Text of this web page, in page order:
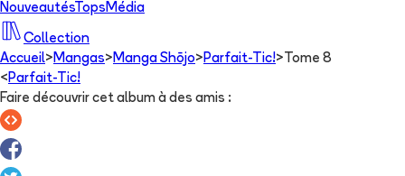
NouveautésTops Média
Collection
Accueil> Mangas> Manga Shōjo> Parfait-Tic!> Tome 8
< Parfait-Tic!
Faire découvrir cet album à des amis :